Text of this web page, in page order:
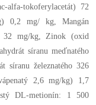
tokoferylacetát) 72
0,2 mg/ kg, Mangán
32 mg/kg, Zinok (oxid
síranu meďnatého
síranu železnatého 326
2,6 mg/kg) 1,7
DL-metionín: 1 500